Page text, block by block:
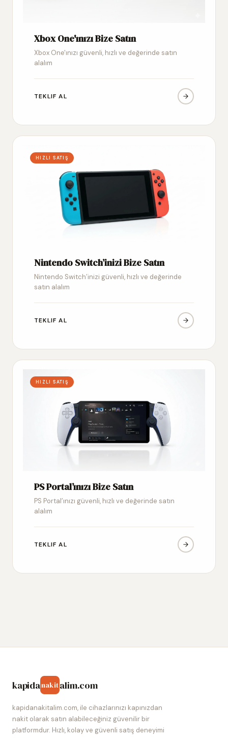
Xbox One'ınızı Bize Satın
Xbox One'ınızı güvenli, hızlı ve değerinde satın
alalım
TEKLIF AL
HIZLI SATIŞ
Nintendo Switch’inizi Bize Satın
Nintendo Switch’inizi güvenli, hızlı ve değerinde
satın alalım
TEKLIF AL
HIZLI SATIŞ
PS Portal’ınızı Bize Satın
PS Portal’ınızı güvenli, hızlı ve değerinde satın
alalım
TEKLIF AL
kapidanakitalim.com
kapidanakitalim.com, ile cihazlarınızı kapınızdan
nakit olarak satın alabileceğiniz güvenilir bir
platformdur. Hızlı, kolay ve güvenli satış deneyimi